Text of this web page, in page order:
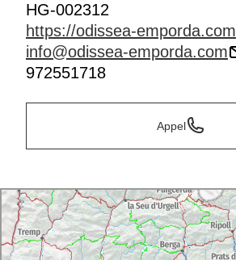
HG-002312
https://odissea-emporda.com
info@odissea-emporda.com
972551718
Appel